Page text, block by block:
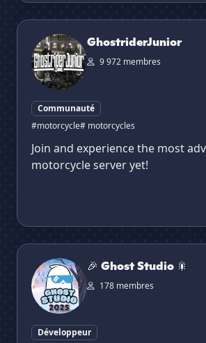
GhostriderJunior
GhostriderJunior
9 972 membres
Communauté
#motorcycle# motorcycles
Join and experience the most
motorcycle server yet!
🎉 Ghost Studio 🎇
🎉 Ghost Studio 🎇
178 membres
Développeur